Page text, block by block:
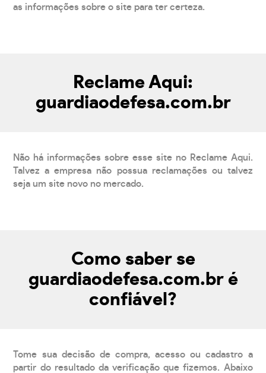
as informações sobre o site para ter certeza.
Reclame Aqui:
guardiaodefesa.com.br
Não há informações sobre esse site no Reclame Aqui.
Talvez a empresa não possua reclamações ou talvez
seja um site novo no mercado.
Como saber se
guardiaodefesa.com.br é
confiável?
Tome sua decisão de compra, acesso ou cadastro a
partir do resultado da verificação que fizemos. Abaixo